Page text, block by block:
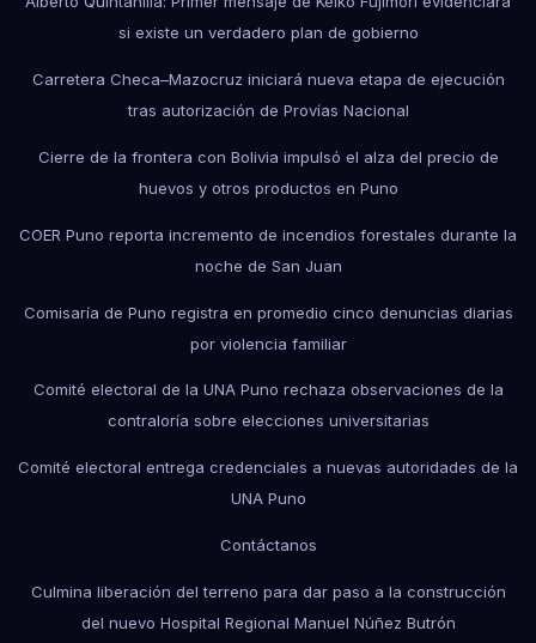
si existe un verdadero plan de gobierno
Carretera Checa–Mazocruz iniciará nueva etapa de ejecución
tras autorización de Provías Nacional
Cierre de la frontera con Bolivia impulsó el alza del precio de
huevos y otros productos en Puno
COER Puno reporta incremento de incendios forestales durante la
noche de San Juan
Comisaría de Puno registra en promedio cinco denuncias diarias
por violencia familiar
Comité electoral de la UNA Puno rechaza observaciones de la
contraloría sobre elecciones universitarias
Comité electoral entrega credenciales a nuevas autoridades de la
UNA Puno
Contáctanos
Culmina liberación del terreno para dar paso a la construcción
del nuevo Hospital Regional Manuel Núñez Butrón